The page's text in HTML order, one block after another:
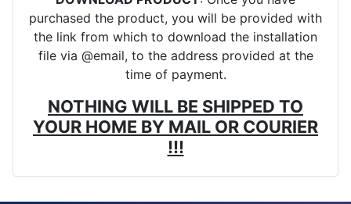
purchased the product, you will be provided with
the link from which to download the installation
file via @email, to the address provided at the
time of payment.
NOTHING WILL BE SHIPPED TO
YOUR HOME BY MAIL OR COURIER
!!!